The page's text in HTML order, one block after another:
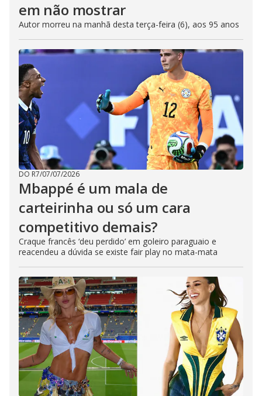
em não mostrar
Autor morreu na manhã desta terça-feira (6), aos 95 anos
DO R7/07/07/2026
Mbappé é um mala de
carteirinha ou só um cara
competitivo demais?
Craque francês ‘deu perdido’ em goleiro paraguaio e
reacendeu a dúvida se existe fair play no mata-mata